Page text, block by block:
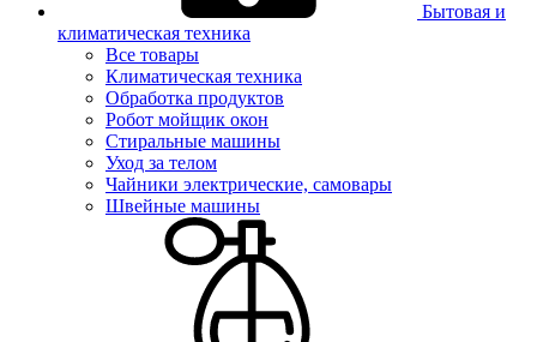
Бытовая и
климатическая техника
Все товары
Климатическая техника
Обработка продуктов
Робот мойщик окон
Стиральные машины
Уход за телом
Чайники электрические, самовары
Швейные машины